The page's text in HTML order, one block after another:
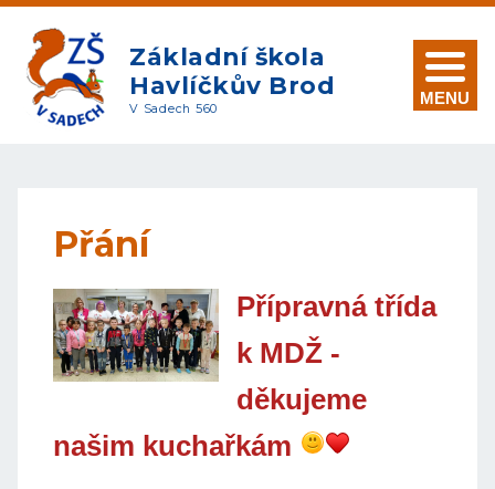
Základní škola
Havlíčkův Brod
V Sadech 560
MENU
Přání
Přípravná třída
k MDŽ -
děkujeme
našim kuchařkám